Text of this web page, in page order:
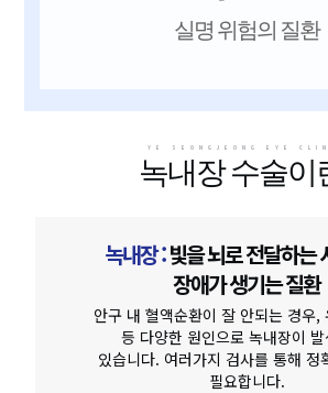
실명 위험의 질환
YE SEONGJEONG EYE
녹내장 수술이
녹내장 :빛을 뇌로 전달하는
장애가 생기는 질환
안구 내 혈액순환이 잘 안되는 경우,
등 다양한 원인으로 녹내장이
있습니다. 여러가지 검사를 통해 정
필요합니다.